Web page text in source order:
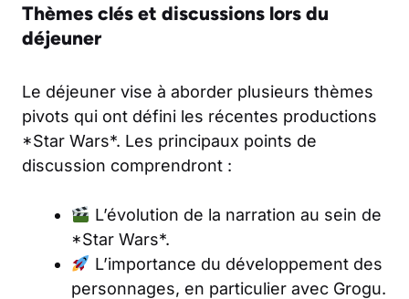
Thèmes clés et discussions lors du
déjeuner
Le déjeuner vise à aborder plusieurs thèmes
pivots qui ont défini les récentes productions
*Star Wars*. Les principaux points de
discussion comprendront :
L’évolution de la narration au sein de
*Star Wars*.
L’importance du développement des
personnages, en particulier avec Grogu.